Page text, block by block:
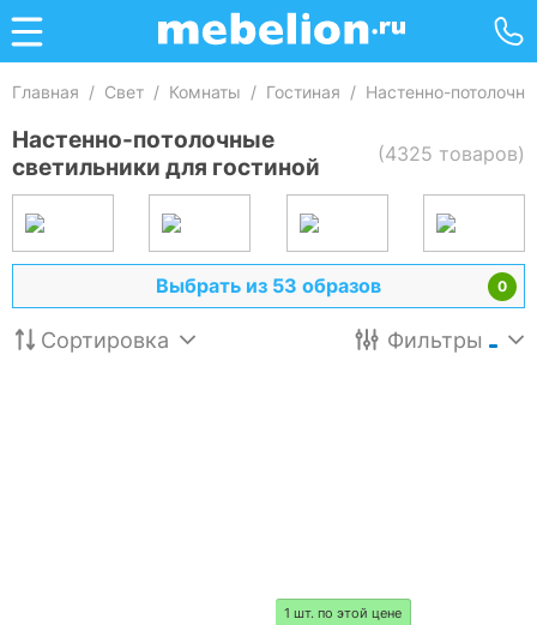
Главная / Свет / Комнаты / Гостиная / Настенно-
Настенно-потолочные
светильники для гостиной
(4325 товаров)
0
Выбрать из 53 образов
Сортировка Фильтры
1 шт. по этой цене